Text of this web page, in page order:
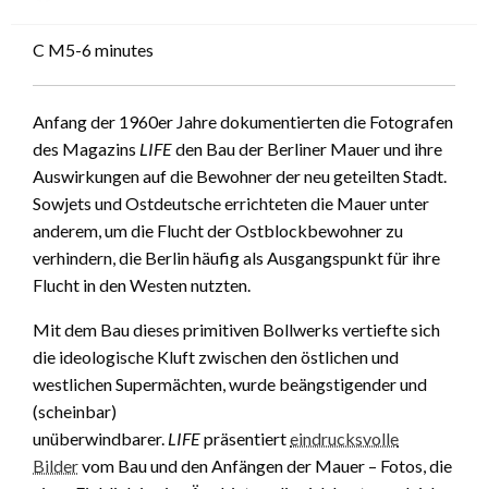
C M5-6 minutes
Anfang der 1960er Jahre dokumentierten die Fotografen
des Magazins LIFEden Bau der Berliner Mauer und ihre
Auswirkungen auf die Bewohner der neu geteilten Stadt.
Sowjets und Ostdeutsche errichteten die Mauer unter
anderem, um die Flucht der Ostblockbewohner zu
verhindern, die Berlin häufig als Ausgangspunkt für ihre
Flucht in den Westen nutzten.
Mit dem Bau dieses primitiven Bollwerks vertiefte sich
die ideologische Kluft zwischen den östlichen und
westlichen Supermächten, wurde beängstigender und
(scheinbar)
unüberwindbarer. LIFEpräsentierteindrucksvolle
Bildervom Bau und den Anfängen der Mauer – Fotos, die